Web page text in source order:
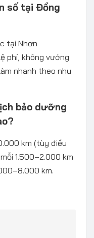
số tại Đồng
tại Nhơn
phí, không vướng
nhanh theo nhu
bảo dưỡng
km (tùy điều
1.500–2.000 km
km.